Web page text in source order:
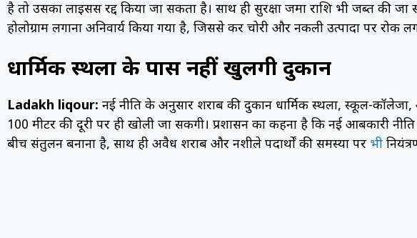
है तो उसका लाइसेंस रद्द किया जा सकता है। साथ ही सुरक्षा जमा राशि भी जब्त की
होलोग्राम लगाना अनिवार्य किया गया है, जिससे कर चोरी और नकली उत्पादों पर रोक
धार्मिक स्थलों के पास नहीं खुलेंगी दुकानें
Ladakh liqour: नई नीति के अनुसार शराब की दुकानें धार्मिक स्थलों, स्कूल-
100 मीटर की दूरी पर ही खोली जा सकेंगी। प्रशासन का कहना है कि नई आबकारी
बीच संतुलन बनाना है, साथ ही अवैध शराब और नशीले पदार्थों की समस्या पर भी